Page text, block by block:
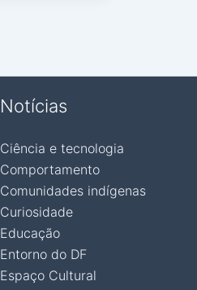
Notícias
Ciência e tecnologia
Comportamento
Comunidades indígenas
Curiosidade
Educação
Entorno do DF
Espaço Cultural